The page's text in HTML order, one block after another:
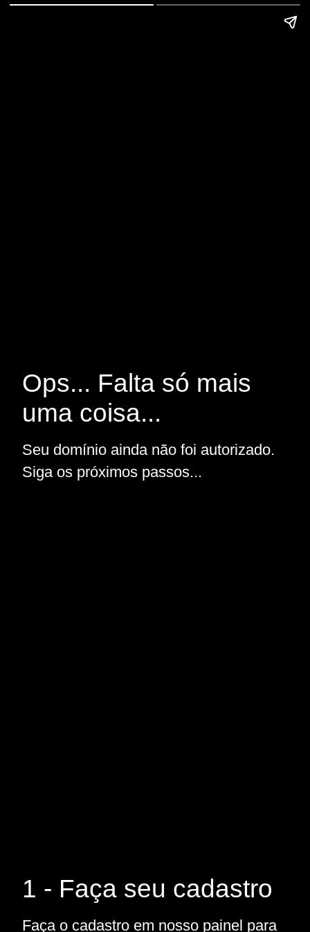
Ops... Falta só mais
uma coisa...
Seu domínio ainda não foi autorizado.
Siga os próximos passos...
1 - Faça seu cadastro
Faça o cadastro em nosso painel para